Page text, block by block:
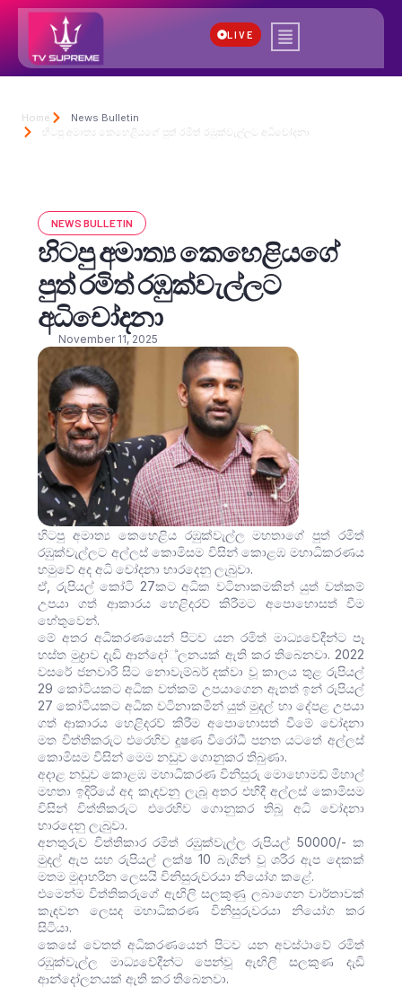
LIVE
Home
News Bulletin
හිටපු අමාත්‍ය කෙහෙළියගේ පුත් රමිත් රඹුක්වැල්ලට අධිචෝදනා
NEWS BULLETIN
හිටපු අමාත්‍ය කෙහෙළියගේ
පුත් රමිත් රඹුක්වැල්ලට
අධිචෝදනා
November 11, 2025
හිටපු අමාත්‍ය කෙහෙළිය රඹුක්වැල්ල මහතාගේ පුත් රමිත්
රඹුක්වැල්ලට අල්ලස් කොමිසම විසින් කොළඹ මහාධිකරණය
හමුවේ අද අධි චෝදනා භාරදෙනු ලැබුවා.
ඒ, රුපියල් කෝටි 27කට අධික වටිනාකමකින් යුත් වත්කම්
උපයා ගත් ආකාරය හෙළිදරව් කිරීමට අපොහොසත් වීම
හේතුවෙන්.
මේ අතර අධිකරණයෙන් පිටව යන රමිත් මාධ්‍යවේදීන්ට පෑ
හස්ත මුද්‍රාව දැඩි ආන්දෝ්ලනයක් ඇති කර තිබෙනවා. 2022
වසරේ ජනවාරි සිට නොවැම්බර් දක්වා වූ කාලය තුළ රුපියල්
29 කෝටියකට අධික වත්කම් උපයාගෙන ඇතත් ඉන් රුපියල්
27 කෝටියකට අධික වටිනාකමින් යුත් මුදල් හා දේපළ උපයා
ගත් ආකාරය හෙළිදරව් කිරීම අපොහොසත් වීමේ චෝදනා
මත විත්තිකරුට එරෙහිව දූෂණ විරෝධී පනත යටතේ අල්ලස්
කොමිසම විසින් මෙම නඩුව ගොනුකර තිබුණා.
අදාළ නඩුව කොළඹ මහාධිකරණ විනිසුරු මොහොමඩ් මිහාල්
මහතා ඉදිරියේ අද කැඳවනු ලැබූ අතර එහිදී අල්ලස් කොමිසම
විසින් විත්තිකරුට එරෙහිව ගොනුකර තිබූ අධි චෝදනා
භාරදෙනු ලැබුවා.
අනතුරුව විත්තිකාර රමිත් රඹුක්වැල්ල රුපියල් 50000/- ක
මුදල් ඇප සහ රුපියල් ලක්ෂ 10 බැගින් වූ ශරීර ඇප දෙකක්
මතම මුදාහරින ලෙසයි විනිසුරුවරයා නියෝග කළේ.
එමෙන්ම විත්තිකරුගේ ඇඟිලි සලකුණු ලබාගෙන වාර්තාවක්
කැඳවන ලෙසද මහාධිකරණ විනිසුරුවරයා නියෝග කර
සිටියා.
කෙසේ වෙතත් අධිකරණයෙන් පිටව යන අවස්ථාවේ රමිත්
රඹුක්වැල්ල මාධ්‍යවේදීන්ට පෙන්වූ ඇඟිලි සලකුණ දැඩි
ආ⁣න්දෝලනයක් ඇති කර තිබෙනවා.